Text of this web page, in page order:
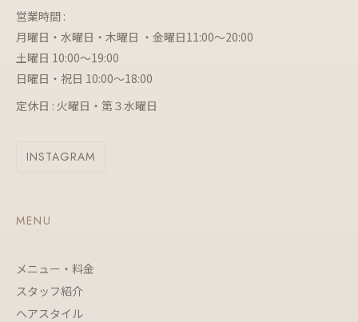
営業時間 :
月曜日・水曜日・木曜日 ・金曜日11:00～20:00
土曜日 10:00～19:00
日曜日・祝日 10:00～18:00
定休日 : 火曜日・第３水曜日
INSTAGRAM
MENU
メニュー・料金
スタッフ紹介
ヘアスタイル